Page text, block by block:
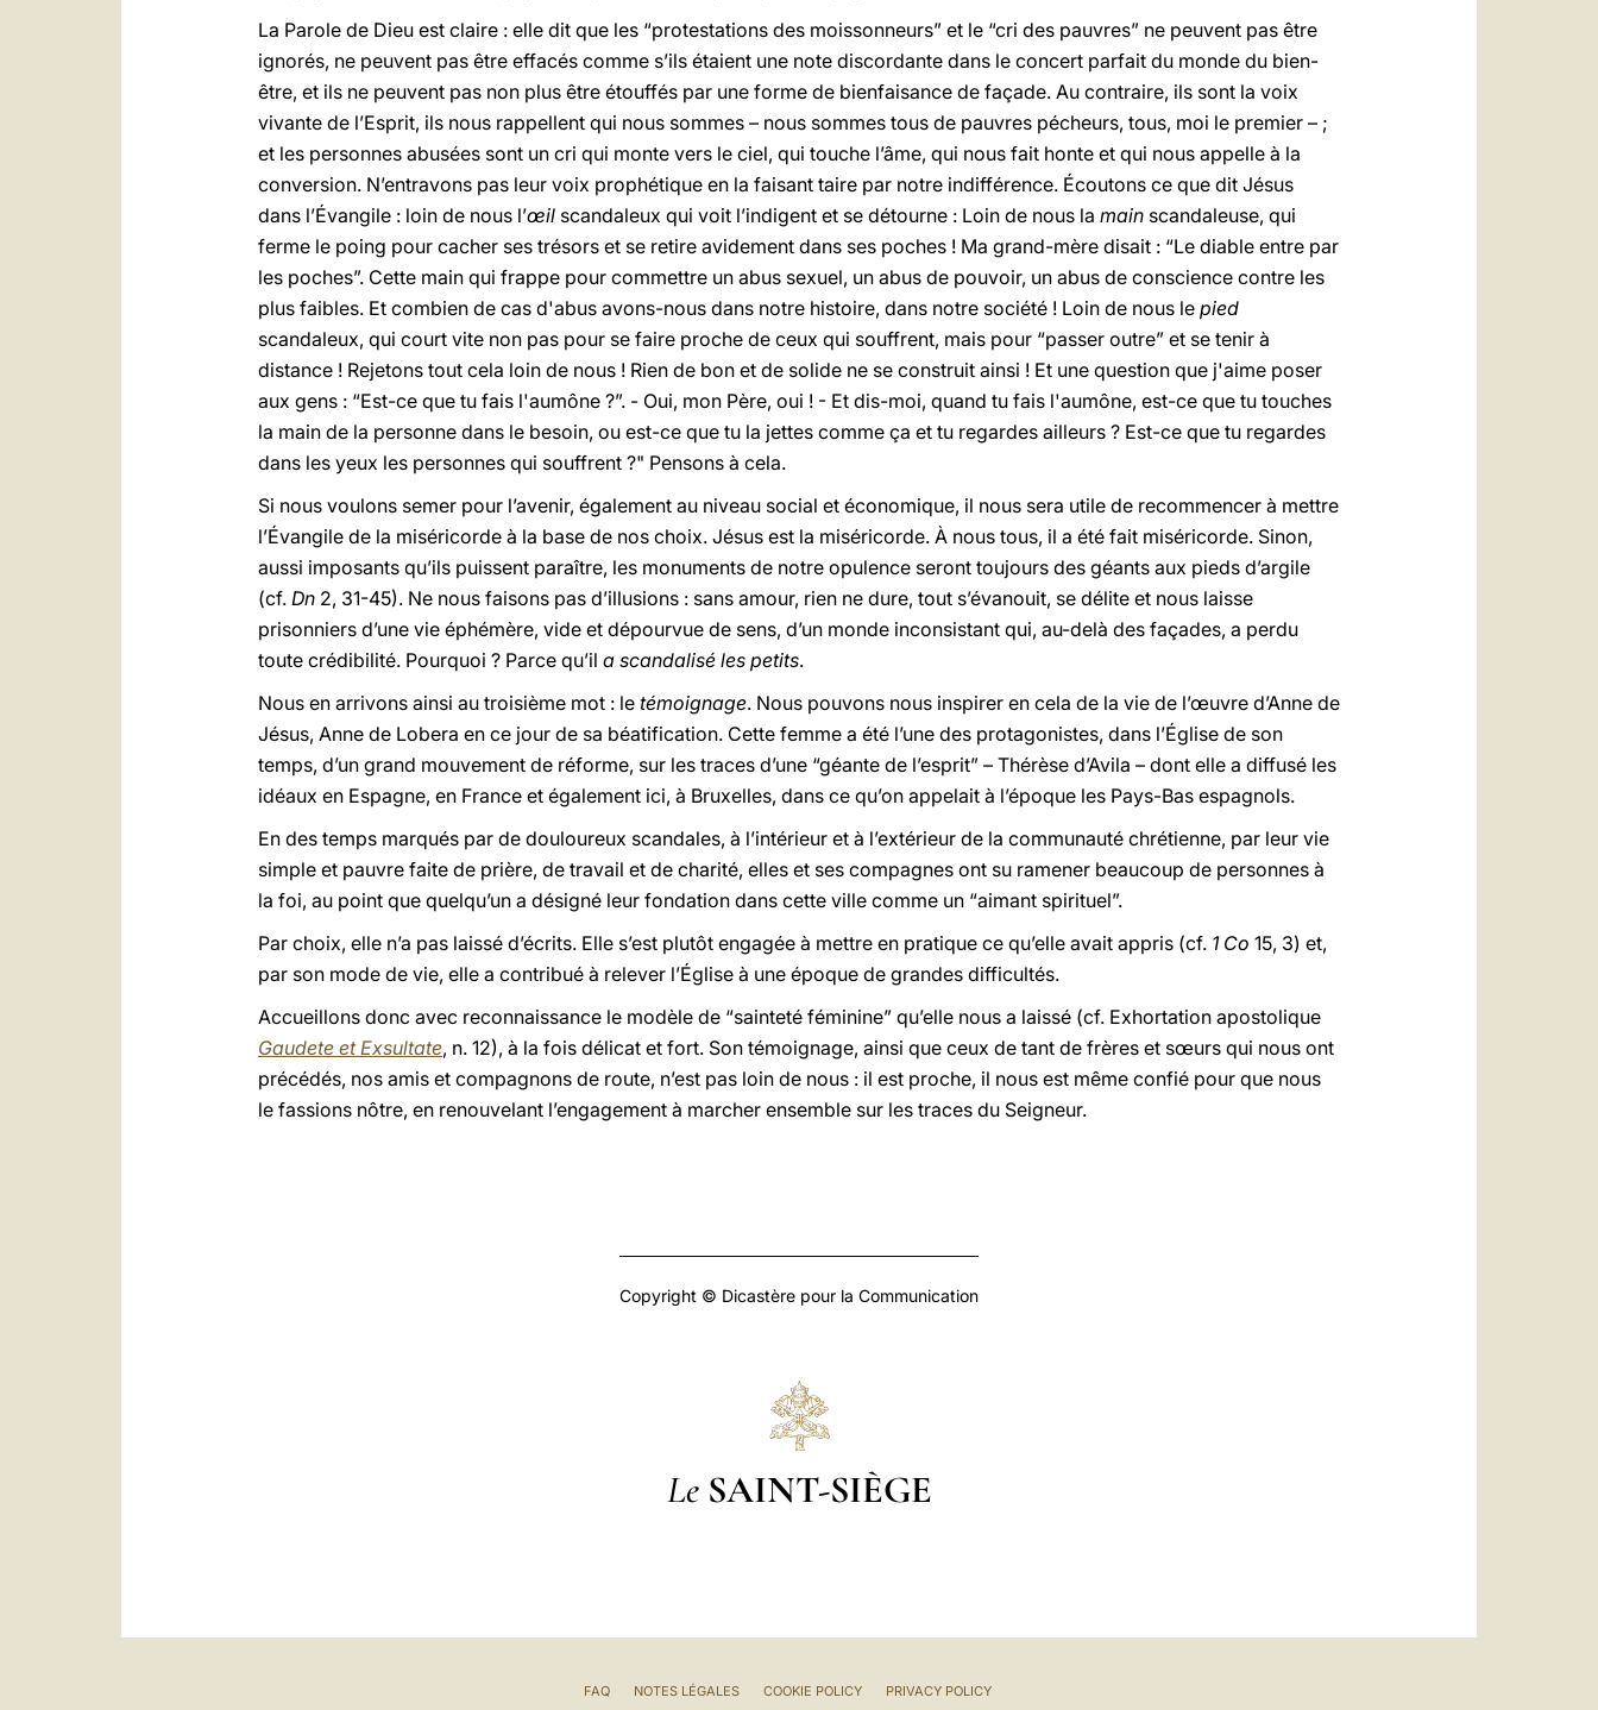
La Parole de Dieu est claire : elle dit que les “protestations des moissonneurs” et le “cri des pauvres” ne peuvent pas être
ignorés, ne peuvent pas être effacés comme s’ils étaient une note discordante dans le concert parfait du monde du bien-
être, et ils ne peuvent pas non plus être étouffés par une forme de bienfaisance de façade. Au contraire, ils sont la voix
vivante de l’Esprit, ils nous rappellent qui nous sommes – nous sommes tous de pauvres pécheurs, tous, moi le premier – ;
et les personnes abusées sont un cri qui monte vers le ciel, qui touche l’âme, qui nous fait honte et qui nous appelle à la
conversion. N’entravons pas leur voix prophétique en la faisant taire par notre indifférence. Écoutons ce que dit Jésus
dans l’Évangile : loin de nous l’œil scandaleux qui voit l’indigent et se détourne : Loin de nous la main scandaleuse, qui
ferme le poing pour cacher ses trésors et se retire avidement dans ses poches ! Ma grand-mère disait : “Le diable entre par
les poches”. Cette main qui frappe pour commettre un abus sexuel, un abus de pouvoir, un abus de conscience contre les
plus faibles. Et combien de cas d'abus avons-nous dans notre histoire, dans notre société ! Loin de nous le pied
scandaleux, qui court vite non pas pour se faire proche de ceux qui souffrent, mais pour “passer outre” et se tenir à
distance ! Rejetons tout cela loin de nous ! Rien de bon et de solide ne se construit ainsi ! Et une question que j'aime poser
aux gens : “Est-ce que tu fais l'aumône ?”. - Oui, mon Père, oui ! - Et dis-moi, quand tu fais l'aumône, est-ce que tu touches
la main de la personne dans le besoin, ou est-ce que tu la jettes comme ça et tu regardes ailleurs ? Est-ce que tu regardes
dans les yeux les personnes qui souffrent ?" Pensons à cela.
Si nous voulons semer pour l’avenir, également au niveau social et économique, il nous sera utile de recommencer à mettre
l’Évangile de la miséricorde à la base de nos choix. Jésus est la miséricorde. À nous tous, il a été fait miséricorde. Sinon,
aussi imposants qu’ils puissent paraître, les monuments de notre opulence seront toujours des géants aux pieds d’argile
(cf. Dn 2, 31-45). Ne nous faisons pas d’illusions : sans amour, rien ne dure, tout s’évanouit, se délite et nous laisse
prisonniers d’une vie éphémère, vide et dépourvue de sens, d’un monde inconsistant qui, au-delà des façades, a perdu
toute crédibilité. Pourquoi ? Parce qu’il a scandalisé les petits.
Nous en arrivons ainsi au troisième mot : le témoignage. Nous pouvons nous inspirer en cela de la vie de l’œuvre d’Anne de
Jésus, Anne de Lobera en ce jour de sa béatification. Cette femme a été l’une des protagonistes, dans l’Église de son
temps, d’un grand mouvement de réforme, sur les traces d’une “géante de l’esprit” – Thérèse d’Avila – dont elle a diffusé les
idéaux en Espagne, en France et également ici, à Bruxelles, dans ce qu’on appelait à l’époque les Pays-Bas espagnols.
En des temps marqués par de douloureux scandales, à l’intérieur et à l’extérieur de la communauté chrétienne, par leur vie
simple et pauvre faite de prière, de travail et de charité, elles et ses compagnes ont su ramener beaucoup de personnes à
la foi, au point que quelqu’un a désigné leur fondation dans cette ville comme un “aimant spirituel”.
Par choix, elle n’a pas laissé d’écrits. Elle s’est plutôt engagée à mettre en pratique ce qu’elle avait appris (cf. 1 Co 15, 3) et,
par son mode de vie, elle a contribué à relever l’Église à une époque de grandes difficultés.
Accueillons donc avec reconnaissance le modèle de “sainteté féminine” qu’elle nous a laissé (cf. Exhortation apostolique
Gaudete et Exsultate, n. 12), à la fois délicat et fort. Son témoignage, ainsi que ceux de tant de frères et sœurs qui nous ont
précédés, nos amis et compagnons de route, n’est pas loin de nous : il est proche, il nous est même confié pour que nous
le fassions nôtre, en renouvelant l’engagement à marcher ensemble sur les traces du Seigneur.
Copyright © Dicastère pour la Communication
Le SAINT-SIÈGE
FAQ NOTES LÉGALES COOKIE POLICY PRIVACY POLICY